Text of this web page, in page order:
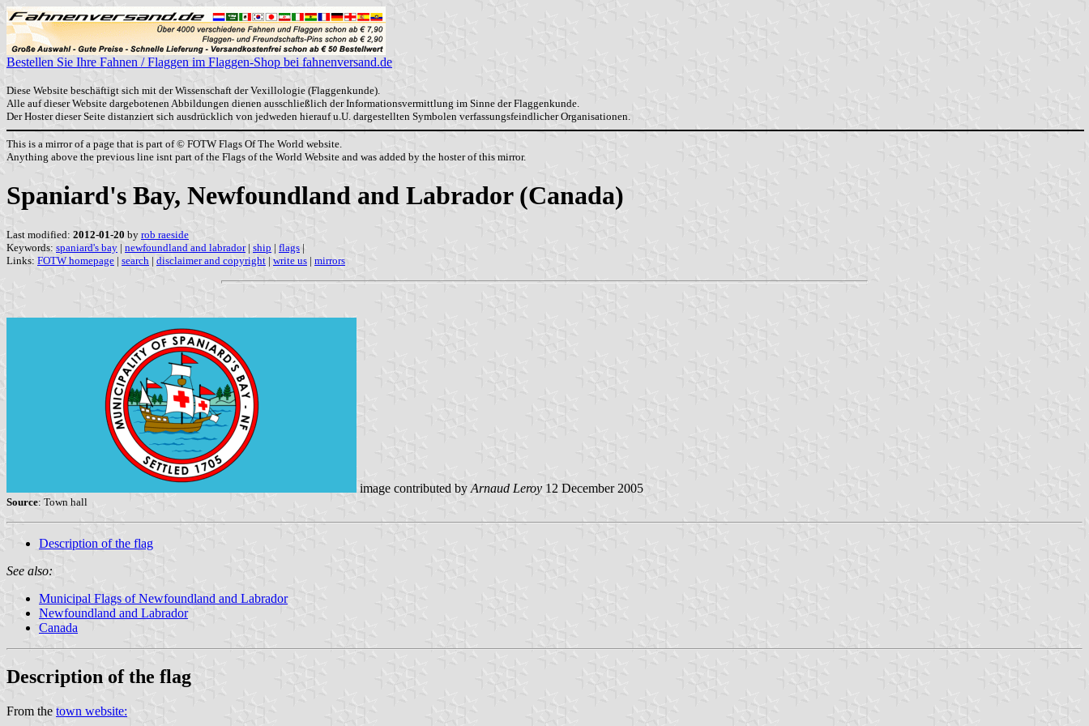
Bestellen Sie Ihre Fahnen / Flaggen im Flaggen-Shop bei fahnenversand.de
Diese Website beschäftigt sich mit der Wissenschaft der Vexillologie (Flaggenkunde).
Alle auf dieser Website dargebotenen Abbildungen dienen ausschließlich der Informationsvermittlung im Sinne der Flaggenkunde.
Der Hoster dieser Seite distanziert sich ausdrücklich von jedweden hierauf u.U. dargestellten Symbolen verfassungsfeindlicher Organisationen.
This is a mirror of a page that is part of © FOTW Flags Of The World website.
Anything above the previous line isnt part of the Flags of the World Website and was added by the hoster of this mirror.
Spaniard's Bay, Newfoundland and Labrador (Canada)
Last modified: 2012-01-20 by rob raeside
Keywords: spaniard's bay | newfoundland and labrador| ship | flags |
Links: FOTW homepage | search | disclaimer and copyright | write us | mirrors
image contributed by Arnaud Leroy 12 December 2005
Source: Town hall
Description of the flag
See also:
Municipal Flags of Newfoundland and Labrador
Newfoundland and Labrador
Canada
Description of the flag
From the town website: